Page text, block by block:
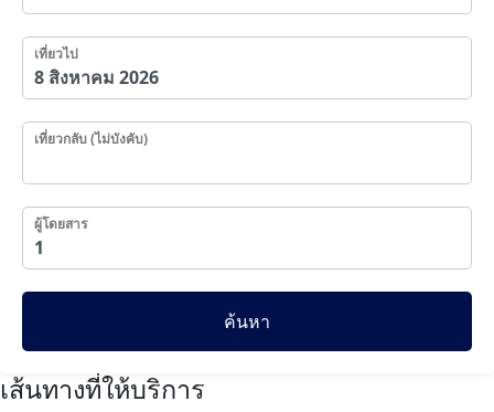
เที่ยวไป
เที่ยวกลับ (ไม่บังคับ)
ผู้โดยสาร
ค้นหา
เส้นทางที่ให้บริการ